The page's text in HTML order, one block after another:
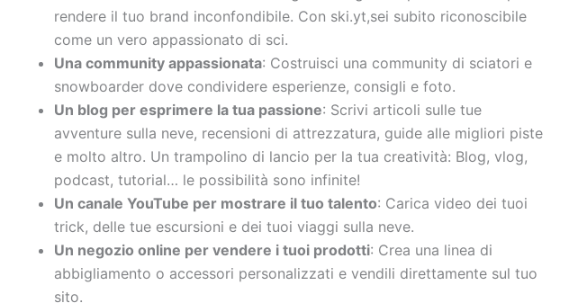
rendere il tuo brand inconfondibile. Con ski.yt,sei subito riconoscibile
come un vero appassionato di sci.
Una community appassionata: Costruisci una community di sciatori e
snowboarder dove condividere esperienze, consigli e foto.
Un blog per esprimere la tua passione: Scrivi articoli sulle tue
avventure sulla neve, recensioni di attrezzatura, guide alle migliori piste
e molto altro. Un trampolino di lancio per la tua creatività: Blog, vlog,
podcast, tutorial… le possibilità sono infinite!
Un canale YouTube per mostrare il tuo talento: Carica video dei tuoi
trick, delle tue escursioni e dei tuoi viaggi sulla neve.
Un negozio online per vendere i tuoi prodotti: Crea una linea di
abbigliamento o accessori personalizzati e vendili direttamente sul tuo
sito.